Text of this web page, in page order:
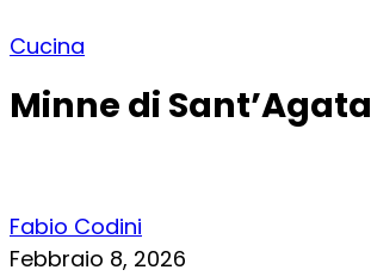
Cucina
Minne di Sant’Agata
Fabio Codini
Febbraio 8, 2026